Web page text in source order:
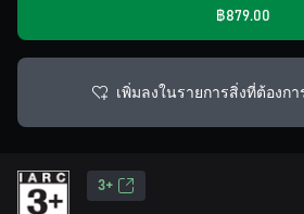
฿879.00
เพิ่มลงในรายการสิ่งที่ต้องกา
3+